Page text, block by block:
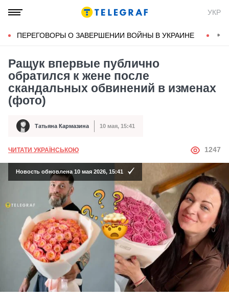
УКР
ПЕРЕГОВОРЫ О ЗАВЕРШЕНИИ ВОЙНЫ В УКРАИНЕ
Ращук впервые публично
обратился к жене после
скандальных обвинений в изменах
(фото)
Автор Татьяна Кармазина
Дата публикации 10 мая, 15:41
ЧИТАТИ УКРАЇНСЬКОЮ АВТОР
1247
Новость обновлена 10 мая 2026, 15:41